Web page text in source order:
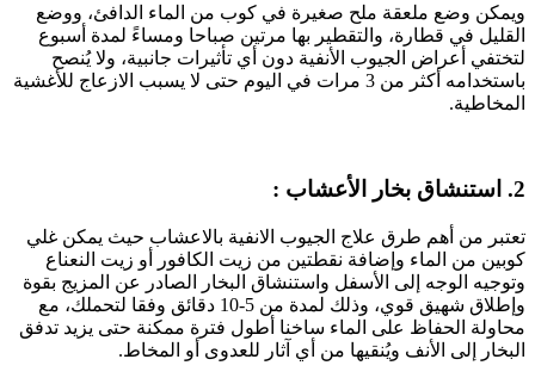
ويمكن وضع ملعقة ملح صغيرة في كوب من الماء الدافئ، ووضع
القليل في قطارة، والتقطير بها مرتين صباحا ومساءً لمدة أسبوع
لتختفي أعراض الجيوب الأنفية دون أي تأثيرات جانبية، ولا يُنصح
باستخدامه أكثر من 3 مرات في اليوم حتى لا يسبب الازعاج للأغشية
المخاطية.
2. استنشاق بخار الأعشاب :
تعتبر من أهم طرق علاج الجيوب الانفية بالاعشاب حيث يمكن غلي
كوبين من الماء وإضافة نقطتين من زيت الكافور أو زيت النعناع
وتوجيه الوجه إلى الأسفل واستنشاق البخار الصادر عن المزيج بقوة
وإطلاق شهيق قوي، وذلك لمدة من 5-10 دقائق وفقا لتحملك، مع
محاولة الحفاظ على الماء ساخنا أطول فترة ممكنة حتى يزيد تدفق
البخار إلى الأنف ويُنقيها من أي آثار للعدوى أو المخاط.